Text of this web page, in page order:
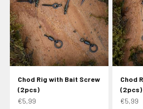
Chod Rig with Bait Screw
(2pcs)
Aanbiedingsprijs
€5,99
Chod
(2pcs)
€5,99